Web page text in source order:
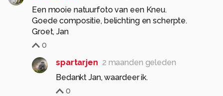
Een mooie natuurfoto van een Kneu.
Goede compositie, belichting en scherpte.
Groet, Jan
0
spartarjen 2 maanden geleden
Bedankt Jan, waardeer ik.
0